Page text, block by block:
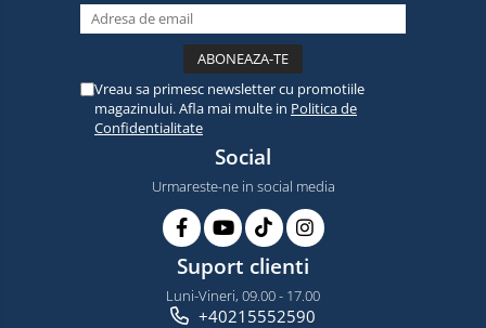
Vreau sa primesc newsletter cu promotiile
magazinului. Afla mai multe in Politica de
Confidentialitate
Social
Urmareste-ne in social media
Suport clienti
Luni-Vineri, 09.00 - 17.00
+40215552590